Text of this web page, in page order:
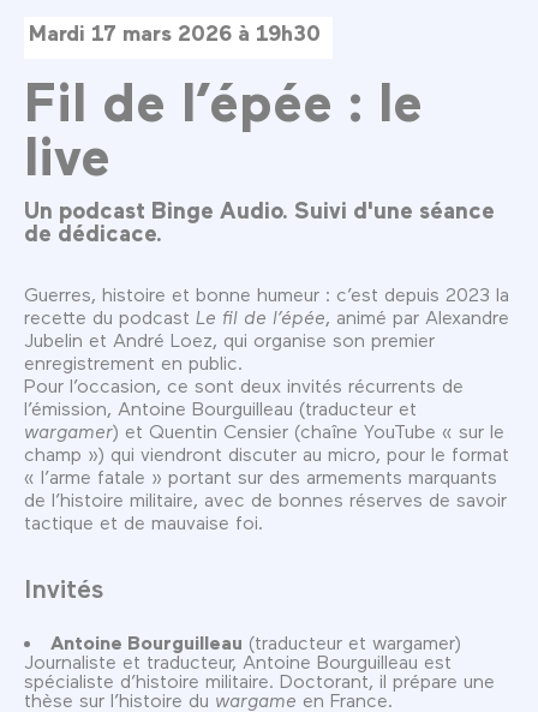
Mardi 17 mars 2026 à 19h30
Fil de l’épée : le
live
Un podcast Binge Audio. Suivi d'une séance
de dédicace.
Guerres, histoire et bonne humeur : c’est depuis 2023 la
recette du podcast Le fil de l’épée , animé par Alexandre
Jubelin et André Loez, qui organise son premier
enregistrement en public.
Pour l’occasion, ce sont deux invités récurrents de
l’émission, Antoine Bourguilleau (traducteur et
wargamer) et Quentin Censier (chaîne YouTube « sur le
champ ») qui viendront discuter au micro, pour le format
« l’arme fatale » portant sur des armements marquants
de l’histoire militaire, avec de bonnes réserves de savoir
tactique et de mauvaise foi.
Invités
Antoine Bourguilleau (traducteur et wargamer)
Journaliste et traducteur, Antoine Bourguilleau est
spécialiste d’histoire militaire. Doctorant, il prépare une
thèse sur l’histoire du wargame en France.